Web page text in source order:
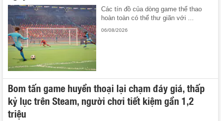
Các tín đồ của dòng game thể thao
hoàn toàn có thể thư giãn với ...
06/08/2026
Bom tấn game huyền thoại lại chạm đáy giá, thấp
kỷ lục trên Steam, người chơi tiết kiệm gần 1,2
triệu